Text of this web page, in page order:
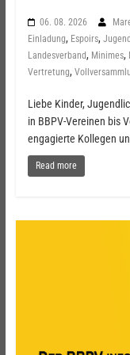
06. 08. 2026
Einladung, Espoirs, Jugend
Landesverband, Minimes,
Vertretung,
Liebe Kinder,
in BBPV-Vereinen bis
engagierte Kollegen
Read more